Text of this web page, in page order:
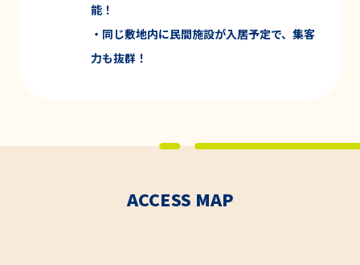
能！
・同じ敷地内に民間施設が入居予定で、集客
力も抜群！
ACCESS MAP